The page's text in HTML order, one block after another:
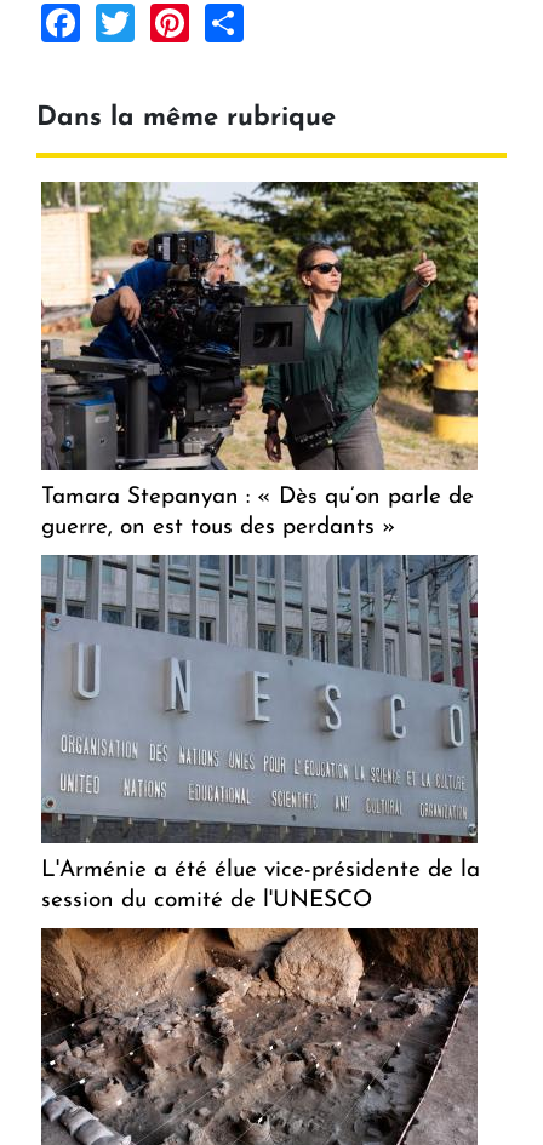
Facebook
TwitterPinterest
Dans la même rubrique
Tamara Stepanyan : « Dès qu’on parle de
guerre, on est tous des perdants »
L'Arménie a été élue vice-présidente de la
session du comité de l'UNESCO